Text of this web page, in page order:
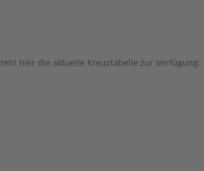
hier die aktuelle Kreuztabelle zur Verfügung: